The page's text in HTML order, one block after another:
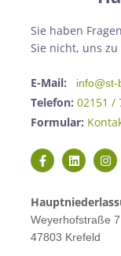
Sie haben
Sie nicht, uns
E-Mail: info@st-
Telefon: 02151 /
Formular:
Weyerhofstraße
47803 Krefeld